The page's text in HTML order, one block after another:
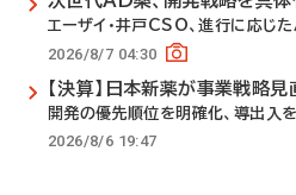
エーザイ・井戸CSO、進行に応じ
2026/8/7 04:30
【決算】日本新薬が事業戦略見
開発の優先順位を明確化、導出入
2026/8/6 19:47